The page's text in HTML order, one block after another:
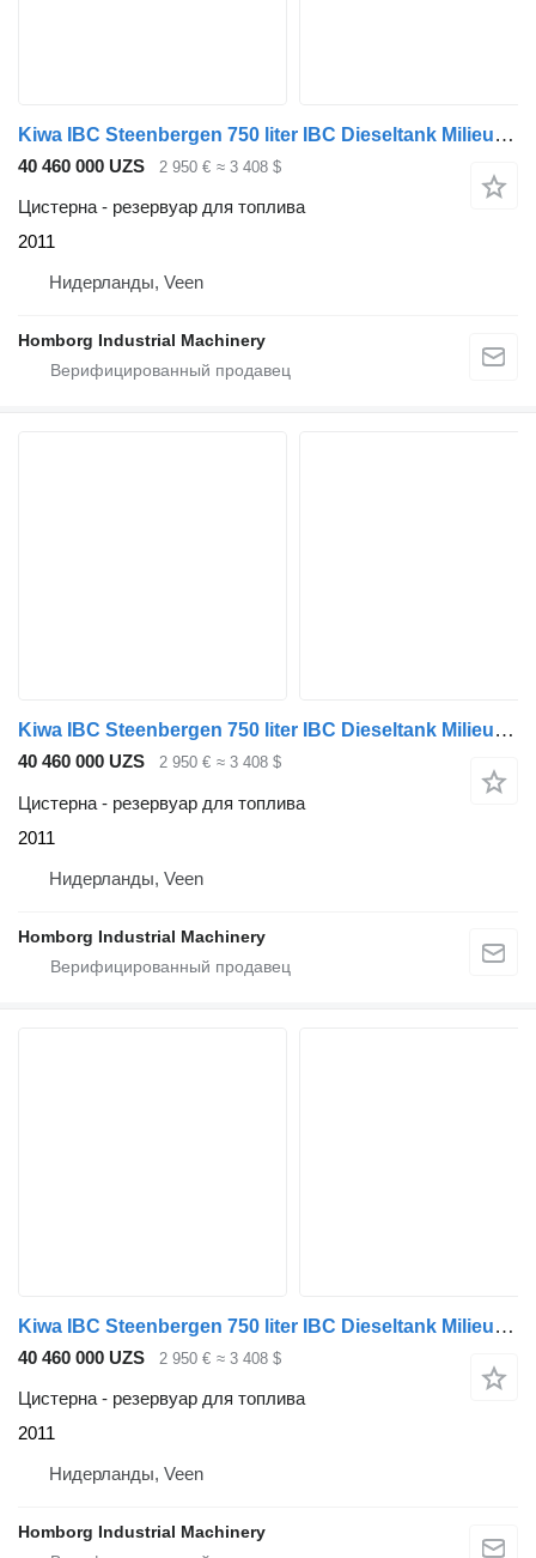
Kiwa IBC Steenbergen 750 liter IBC Dieseltank Milieutank
40 460 000 UZS 2 950 € ≈ 3 408 $
Цистерна - резервуар для топлива
2011
Нидерланды, Veen
Homborg Industrial Machinery
Kiwa IBC Steenbergen 750 liter IBC Dieseltank Milieutank
40 460 000 UZS 2 950 € ≈ 3 408 $
Цистерна - резервуар для топлива
2011
Нидерланды, Veen
Homborg Industrial Machinery
Kiwa IBC Steenbergen 750 liter IBC Dieseltank Milieutank
40 460 000 UZS 2 950 € ≈ 3 408 $
Цистерна - резервуар для топлива
2011
Нидерланды, Veen
Homborg Industrial Machinery